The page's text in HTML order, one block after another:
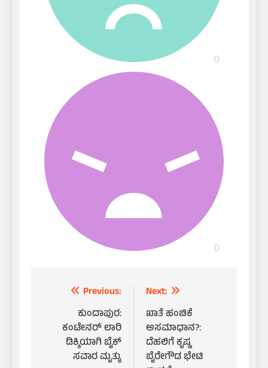
navigation
Previous:
ಕುಂದಾಪುರ:
ಕಂಟೇನರ್ ಲಾರಿ
ಡಿಕ್ಕಿಯಾಗಿ ಬೈಕ್
ಸವಾರ ಮೃತ್ಯು
Next:
ಖಾತೆ ಹಂಚಿಕೆ
ಅಸಮಾಧಾನ?:
ದೆಹಲಿಗೆ ಕೃಷ್ಣ
ಬೈರೇಗೌಡ ಭೇಟಿ